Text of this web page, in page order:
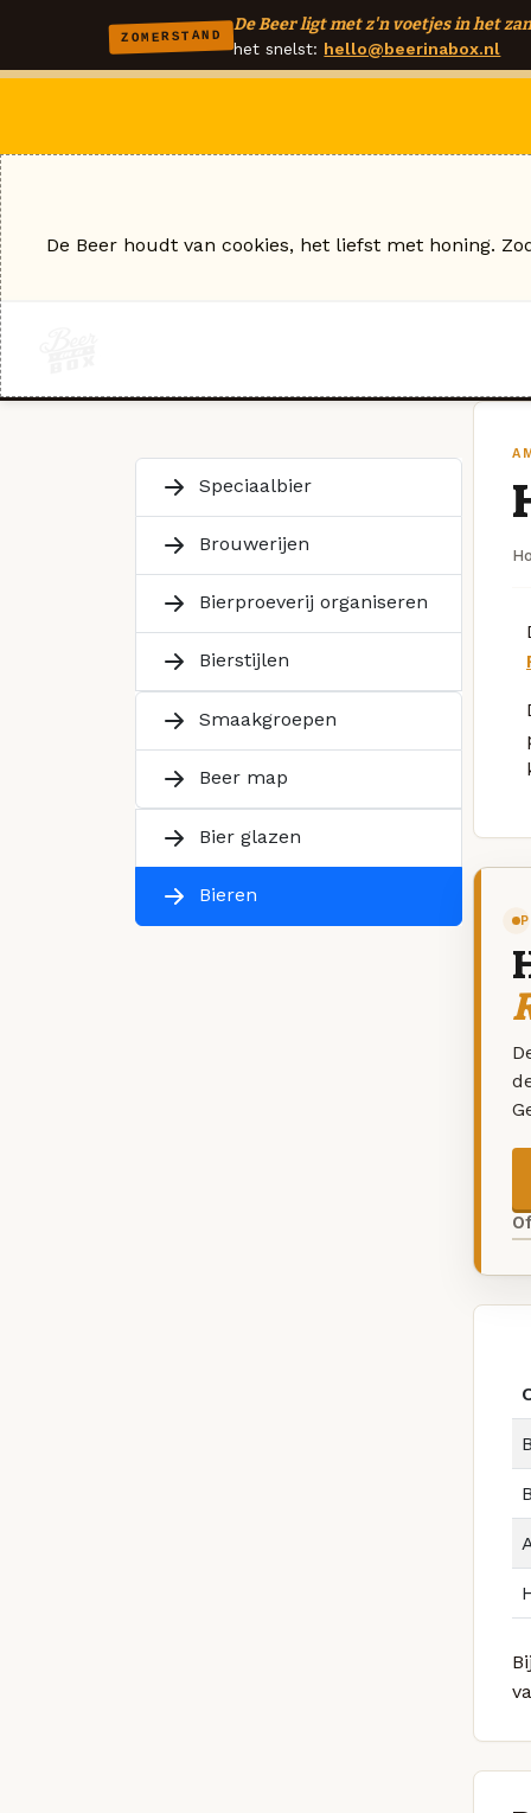
ZOMERSTAND
De Beer ligt met z'n voetjes in het
het snelst: hello@beerinabox.nl
Speciaalbier
Brouwerijen
Bierproeverij organiseren
Bierstijlen
Smaakgroepen
Beer map
Bier glazen
Bieren
De Beer houdt van cookies, het liefst met honing.